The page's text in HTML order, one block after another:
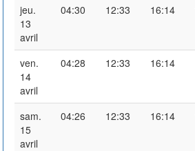
jeu.
13
avril
04:30 12:33 16:14
ven.
14
avril
04:28 12:33 16:14
sam.
15
avril
04:26 12:33 16:14